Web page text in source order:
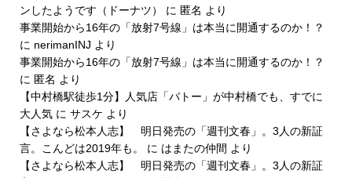
ンしたようです（ドーナツ）
に 匿名 より
事業開始から16年の「放射7号線」は本当に開通するのか！？
に nerimanINJ より
事業開始から16年の「放射7号線」は本当に開通するのか！？
に 匿名 より
【中村橋駅徒歩1分】人気店「バトー」が中村橋でも、すでに
大人気に サスケ より
【さよなら松本人志】 明日発売の「週刊文春」。3人の新証
言。こんどは2019年も。
に はまたの仲間 より
【さよなら松本人志】 明日発売の「週刊文春」。3人の新証